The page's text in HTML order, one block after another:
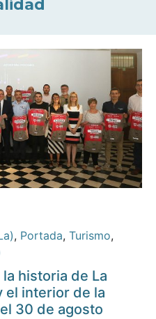
, Portada, Turismo,
historia de La
el interior de la
30 de agosto